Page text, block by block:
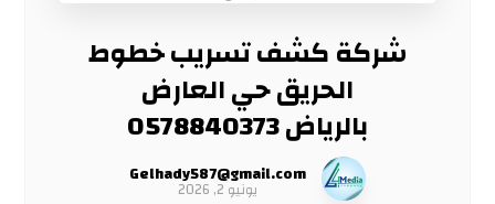
شركة كشف تسريب خطوط
الحريق حي العارض
بالرياض 0578840373
Gelhady587@gmail.com
يونيو 2, 2026